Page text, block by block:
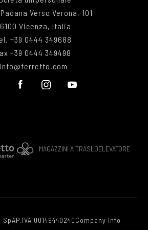
Verso Verona, 101
Vicenza, Italia
+39 0444 349688
+39 0444 349498
info@ferretto.com
MAGAZZINI A TRASLOELEVATORE
P.IVA 00149440240Company Info